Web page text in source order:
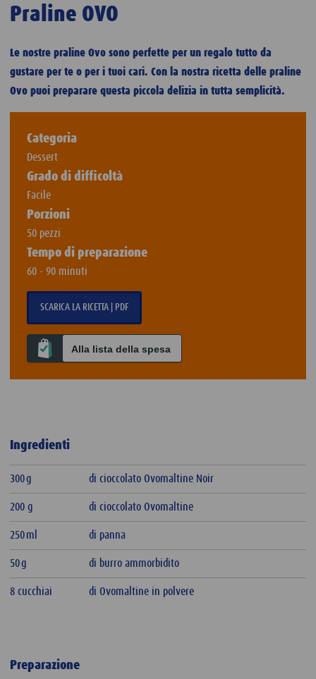
Praline OVO
Le nostre praline Ovo sono perfette per un regalo tutto da
gustare per te o per i tuoi cari. Con la nostra ricetta delle praline
Ovo puoi preparare questa piccola delizia in tutta semplicità.
Categoria
Dessert
Grado di difficoltà
Facile
Porzioni
50 pezzi
Tempo di preparazione
60 - 90 minuti
SCARICA LA RICETTA | PDF
Alla lista della spesa
Ingredienti
300 g di cioccolato Ovomaltine Noir
200 g di cioccolato Ovomaltine
250 ml di panna
50 g di burro ammorbidito
8 cucchiai di Ovomaltine in polvere
Preparazione